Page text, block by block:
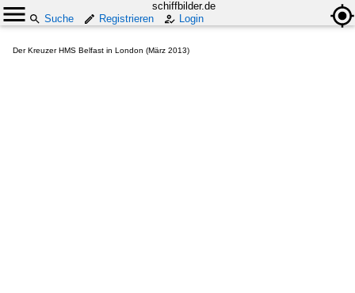
schiffbilder.de
Suche
Registrieren Login
Der Kreuzer HMS Belfast in London (März 2013)